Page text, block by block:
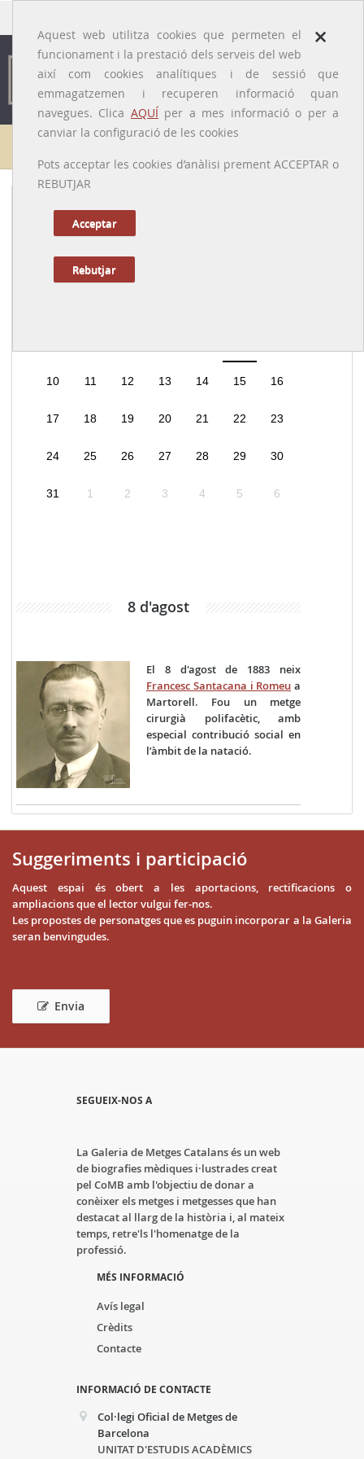
×
Aquest web utilitza cookies que permeten el
funcionament i la prestació dels serveis del web
així com cookies analítiques i de sessió que
emmagatzemen i recuperen informació quan
navegues. Clica AQUÍper a mes informació o per a
canviar la configuració de les cookies
Pots acceptar les cookies d’anàlisi prement ACCEPTAR o
REBUTJAR
Acceptar
Rebutjar
Efemèrides mèdiques
Agost
Dim
10 11 12 13 14 15 16
17 18 19 20 21 22 23
24 25 26 27 28 29 30
31 1 2 3 4 5 6
8 d'agost
El 8 d'agost de 1883 neix
Francesc Santacana i Romeu a
Martorell. Fou un metge
cirurgià polifacètic, amb
especial contribució social en
l’àmbit de la natació.
Suggeriments i participació
Aquest espai és obert a les aportacions, rectificacions o
ampliacions que el lector vulgui fer-nos.
Les propostes de personatges que es puguin incorporar a la Galeria
seran benvingudes.
Envia
SEGUEIX-NOS A
La Galeria de Metges Catalans és un web
de biografies mèdiques i·lustrades creat
pel CoMB amb l'objectiu de donar a
conèixer els metges i metgesses que han
destacat al llarg de la història i, al mateix
temps, retre'ls l'homenatge de la
professió.
MÉS INFORMACIÓ
Avís legal
Crèdits
Contacte
INFORMACIÓ DE CONTACTE
Col·legi Oficial de Metges de
Barcelona
UNITAT D'ESTUDIS ACADÈMICS